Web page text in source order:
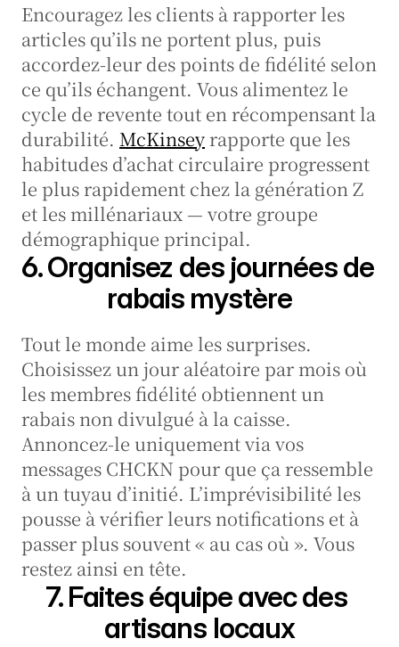
Encouragez les clients à rapporter les
articles qu’ils ne portent plus, puis
accordez-leur des points de fidélité selon
ce qu’ils échangent. Vous alimentez le
cycle de revente tout en récompensant la
durabilité. McKinsey rapporte que les
habitudes d’achat circulaire progressent
le plus rapidement chez la génération Z
et les millénariaux — votre groupe
démographique principal.
6. Organisez des journées de
rabais mystère
Tout le monde aime les surprises.
Choisissez un jour aléatoire par mois où
les membres fidélité obtiennent un
rabais non divulgué à la caisse.
Annoncez-le uniquement via vos
messages CHCKN pour que ça ressemble
à un tuyau d’initié. L’imprévisibilité les
pousse à vérifier leurs notifications et à
passer plus souvent « au cas où ». Vous
restez ainsi en tête.
7. Faites équipe avec des
artisans locaux